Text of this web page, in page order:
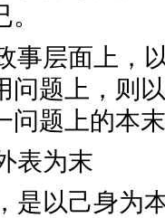
已。
事层面上，
问题上，则
一问题上
以外表
是以己身为